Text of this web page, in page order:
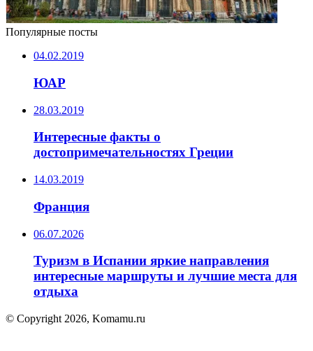
Популярные посты
04.02.2019
ЮАР
28.03.2019
Интересные факты о
достопримечательностях Греции
14.03.2019
Франция
06.07.2026
Туризм в Испании яркие направления
интересные маршруты и лучшие места для
отдыха
© Copyright 2026, Komamu.ru